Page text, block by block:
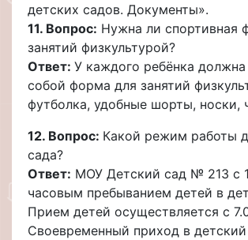
детских садов. Документы».
11. Вопрос: Нужна ли спортивная
занятий физкультурой?
Ответ: У каждого ребёнка
собой форма для занятий
футболка, удобные шорты, носки,
12. Вопрос: Какой режим работы
сада?
Ответ: МОУ Детский сад № 213 с
часовым пребыванием детей в
Прием детей осуществляется с
Своевременный приход в